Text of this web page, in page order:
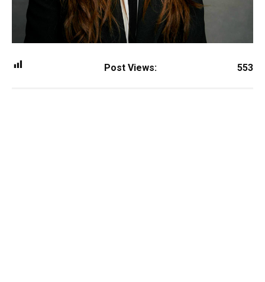
Post Views: 553